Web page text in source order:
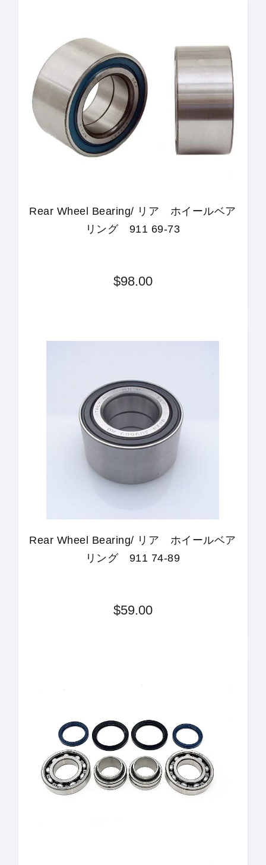
Rear Wheel Bearing/ リア ホイールベア
リング 911 69-73
$98.00
Rear Wheel Bearing/ リア ホイールベア
リング 911 74-89
$59.00